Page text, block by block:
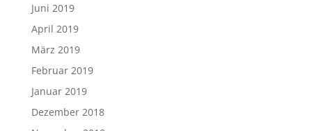
Juni 2019
April 2019
März 2019
Februar 2019
Januar 2019
Dezember 2018